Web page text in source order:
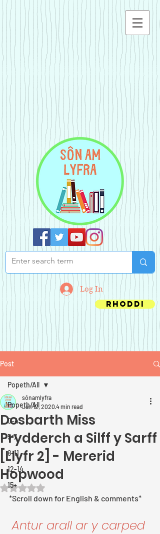
Log In
Rhoddi
Post
Popeth/All
0-4
5-7
8-11
12-14
15+
Popeth/All
Dosbarth Miss
Prydderch a Silff y Sarff
[Llyfr 2] - Mererid
Hopwood
sônamlyfra
Jan 12, 2020 4 min read
Rated NaN out of 5 stars.
*Scroll down for English & comments*
Antur arall ar y carped